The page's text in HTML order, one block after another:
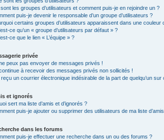
les groupes d’utilisateurs et comment puis-je en rejoindre un ?
puis-je devenir le responsable d’un groupe d’utilisateurs ?
certains groupes d’utilisateurs apparaissent dans une couleur
ce qu’un « groupe d’utilisateurs par défaut » ?
ce que le lien « L’équipe » ?
privée
peux pas envoyer de messages privés !
à recevoir des messages privés non sollicités !
reçu un courrier électronique indésirable de la part de quelqu’un sur
et ignorés
sert ma liste d’amis et d’ignorés ?
puis-je ajouter ou supprimer des utilisateurs de ma liste
dans les forums
puis-je effectuer une recherche dans un ou des forums ?